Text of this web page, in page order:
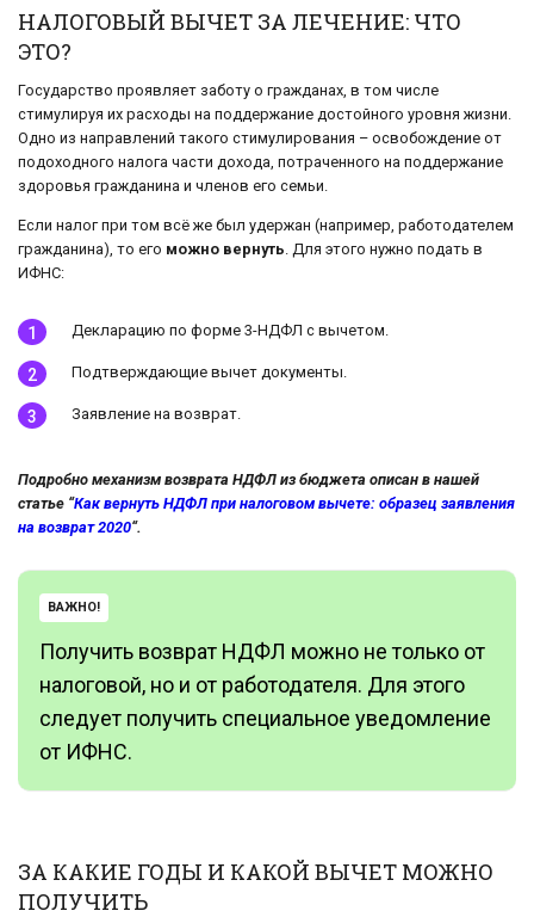
НАЛОГОВЫЙ ВЫЧЕТ ЗА ЛЕЧЕНИЕ: ЧТО
ЭТО?
Государство проявляет заботу о гражданах, в том числе
стимулируя их расходы на поддержание достойного уровня жизни.
Одно из направлений такого стимулирования – освобождение от
подоходного налога части дохода, потраченного на поддержание
здоровья гражданина и членов его семьи.
Если налог при том всё же был удержан (например, работодателем
гражданина), то его можно вернуть. Для этого нужно подать в
ИФНС:
Декларацию по форме 3-НДФЛ с вычетом.
Подтверждающие вычет документы.
Заявление на возврат.
Подробно механизм возврата НДФЛ из бюджета описан в нашей
статье “Как вернуть НДФЛ при налоговом вычете: образец заявления
на возврат 2020“.
ВАЖНО!
Получить возврат НДФЛ можно не только от
налоговой, но и от работодателя. Для этого
следует получить специальное уведомление
от ИФНС.
ЗА КАКИЕ ГОДЫ И КАКОЙ ВЫЧЕТ МОЖНО
ПОЛУЧИТЬ